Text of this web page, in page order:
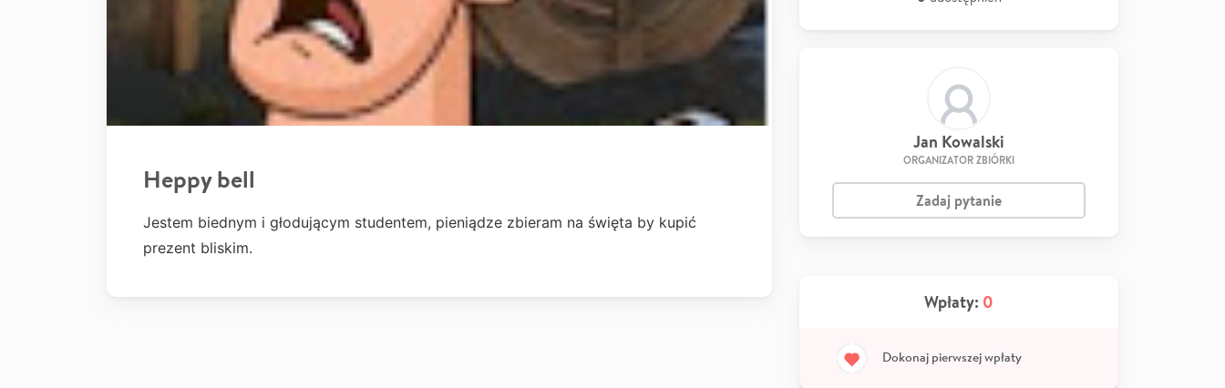
Heppy bell
Jestem biednym i głodującym studentem, pieniądze zbieram na święta by kupić
prezent bliskim.
Jan Kowalski
ORGANIZATOR ZBIÓRKI
Zadaj pytanie
Wpłaty: 0
Dokonaj pierwszej wpłaty